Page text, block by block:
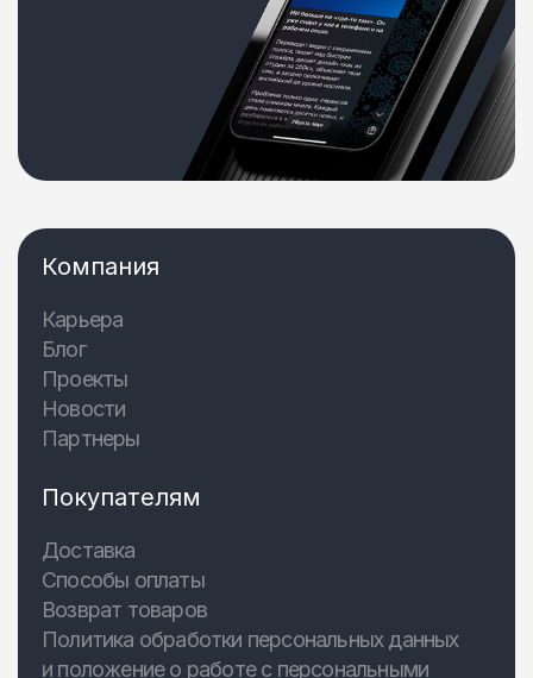
Компания
Карьера
Блог
Проекты
Новости
Партнеры
Покупателям
Доставка
Способы оплаты
Возврат товаров
Политика обработки персональных данных
и положение о работе с персональными